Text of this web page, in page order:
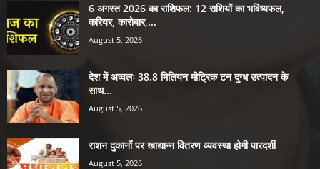
6 अगस्त 2026 का राशिफल: 12 राशियों का भविष्यफल,
करियर, कारोबार,...
August 5, 2026
देश में अव्वलः 38.8 मिलियन मीट्रिक टन दुग्ध उत्पादन के
साथ...
August 5, 2026
राशन दुकानों पर खाद्यान्न वितरण व्यवस्था होगी पारदर्शी
August 5, 2026